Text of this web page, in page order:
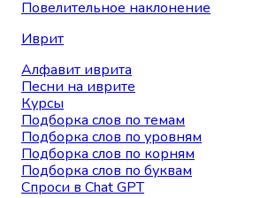
Повелительное наклонение
Иврит
Алфавит иврита
Песни на иврите
Курсы
Подборка слов по темам
Подборка слов по уровням
Подборка слов по корням
Подборка слов по буквам
Спроси в Chat GPT